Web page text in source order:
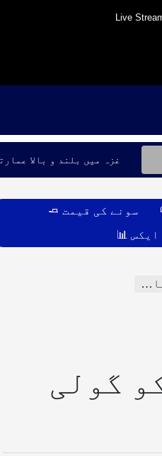
Live
غزہ میں بلند و بالا
سونے کی قیمت 🧈
ایکس 📊
گولی